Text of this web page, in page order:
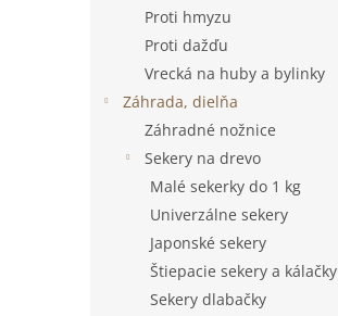
Proti hmyzu
Proti dažďu
Vrecká na huby a bylinky
Záhrada, dielňa
Záhradné nožnice
Sekery na drevo
Malé sekerky do 1 kg
Univerzálne sekery
Japonské sekery
Štiepacie sekery a kálačky
Sekery dlabačky